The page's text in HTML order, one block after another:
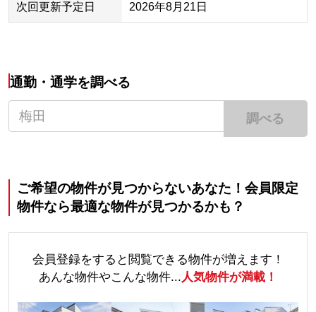
次回更新予定日 2026年8月21日
通勤・通学を調べる
調べる
ご希望の物件が見つからないあなた！会員限定
物件なら最適な物件が見つかるかも？
会員登録をすると閲覧できる物件が増えます！
あんな物件やこんな物件... 人気物件が満載！